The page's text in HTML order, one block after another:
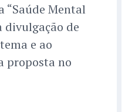
“Saúde Mental
divulgação de
e ao
proposta no